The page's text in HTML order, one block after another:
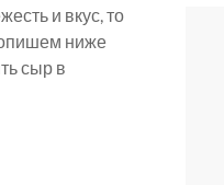
и вкус, то
ниже
сыр в